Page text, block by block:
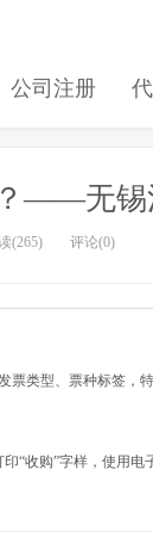
公司注册
——无锡
(265) 评论(0)
类型、票种标签，特
收购”字样，使用电